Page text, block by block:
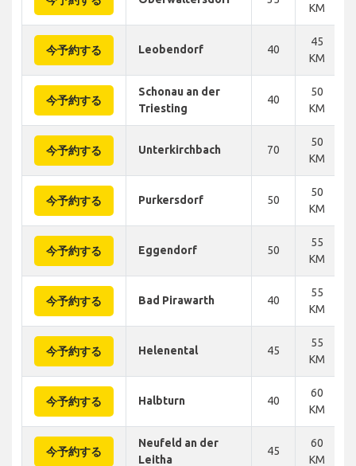
KM
今予約する Leobendorf 40
45
KM
今予約する
Schonau an der
Triesting
40
50
KM
今予約する Unterkirchbach 70
50
KM
今予約する Purkersdorf 50
50
KM
今予約する Eggendorf 50
55
KM
今予約する Bad Pirawarth 40
55
KM
今予約する Helenental 45
55
KM
今予約する Halbturn 40
60
KM
今予約する
Neufeld an der
Leitha
45
60
KM